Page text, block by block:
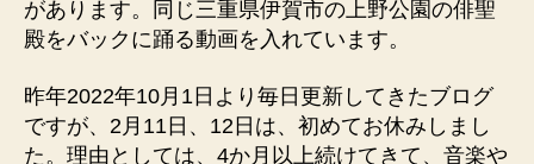
があります。同じ三重県伊賀市の上野公園の俳聖
殿をバックに踊る動画を入れています。
昨年2022年10月1日より毎日更新してきたブログ
ですが、2月11日、12日は、初めてお休みしまし
た。理由としては、4か月以上続けてきて、音楽や